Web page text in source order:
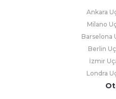
Ankara
Milano
Barselona
Berlin
İzmir
Londra